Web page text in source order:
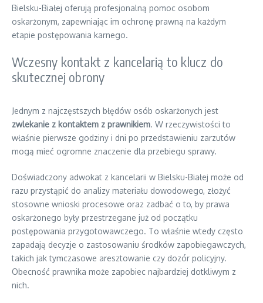
Bielsku-Białej oferują profesjonalną pomoc osobom
oskarżonym, zapewniając im ochronę prawną na każdym
etapie postępowania karnego.
Wczesny kontakt z kancelarią to klucz do
skutecznej obrony
Jednym z najczęstszych błędów osób oskarżonych jest
zwlekanie z kontaktem z prawnikiem. W rzeczywistości to
właśnie pierwsze godziny i dni po przedstawieniu zarzutów
mogą mieć ogromne znaczenie dla przebiegu sprawy.
Doświadczony adwokat z kancelarii w Bielsku-Białej może od
razu przystąpić do analizy materiału dowodowego, złożyć
stosowne wnioski procesowe oraz zadbać o to, by prawa
oskarżonego były przestrzegane już od początku
postępowania przygotowawczego. To właśnie wtedy często
zapadają decyzje o zastosowaniu środków zapobiegawczych,
takich jak tymczasowe aresztowanie czy dozór policyjny.
Obecność prawnika może zapobiec najbardziej dotkliwym z
nich.